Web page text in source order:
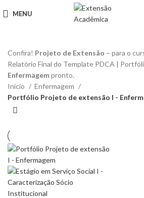
MENU
Confira! Projeto de Extensão – para o
Relatório Final do Template PDCA |
Enfermagempronto.
Início
Enfermagem
Portfólio Projeto de extensão I -